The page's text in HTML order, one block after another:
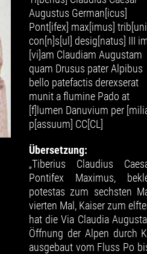
Augustus German[icus]
Pont[ifex] max[imus]
con[n]s[ul] desig[natus] III
[vi]am Claudiam Augustam
quam Drusus pater Alpibus
bello patefactis derexserat
munit a flumine Pado at
[f]lumen Danuvium per
p[assuum] CC[CL]
Übersetzung:
„Tiberius Claudius
Pontifex Maximus,
potestas zum sechsten
vierten Mal, Kaiser zum
hat die Via Claudia
Öffnung der Alpen durch
ausgebaut vom Fluss Po